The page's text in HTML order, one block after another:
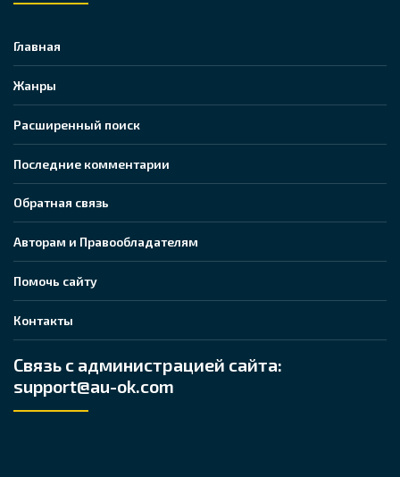
Главная
Жанры
Расширенный поиск
Последние комментарии
Обратная связь
Авторам и Правообладателям
Помочь сайту
Контакты
Связь с администрацией сайта:
support@au-ok.com